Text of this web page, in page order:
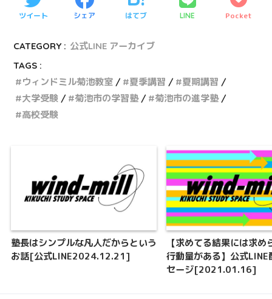
ツイート シェア はてブ LINE Pocket
CATEGORY : 公式LINE アーカイブ
TAGS :
ウィンドミル菊池教室
夏季講習
夏期講習
大学受験
菊池市の学習塾
菊池市の進学塾
高校受験
塾長はシンプルな凡人だからという
お話[公式LINE2024.12.21]
【求めてる結果には求め
行動量がある】公式LINE
セージ[2021.01.16]